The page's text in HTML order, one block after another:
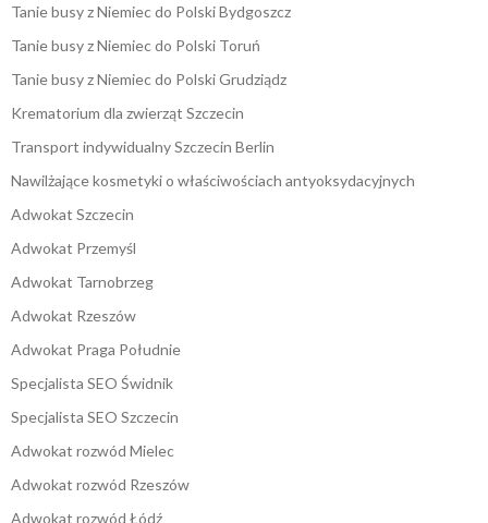
Tanie busy z Niemiec do Polski Bydgoszcz
Tanie busy z Niemiec do Polski Toruń
Tanie busy z Niemiec do Polski Grudziądz
Krematorium dla zwierząt Szczecin
Transport indywidualny Szczecin Berlin
Nawilżające kosmetyki o właściwościach antyoksydacyjnych
Adwokat Szczecin
Adwokat Przemyśl
Adwokat Tarnobrzeg
Adwokat Rzeszów
Adwokat Praga Południe
Specjalista SEO Świdnik
Specjalista SEO Szczecin
Adwokat rozwód Mielec
Adwokat rozwód Rzeszów
Adwokat rozwód Łódź